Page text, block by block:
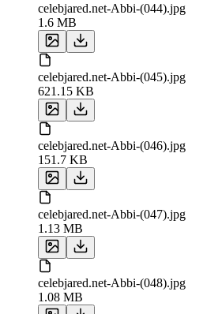
celebjared.net-Abbi-(044).jpg
1.6 MB
celebjared.net-Abbi-(045).jpg
621.15 KB
celebjared.net-Abbi-(046).jpg
151.7 KB
celebjared.net-Abbi-(047).jpg
1.13 MB
celebjared.net-Abbi-(048).jpg
1.08 MB